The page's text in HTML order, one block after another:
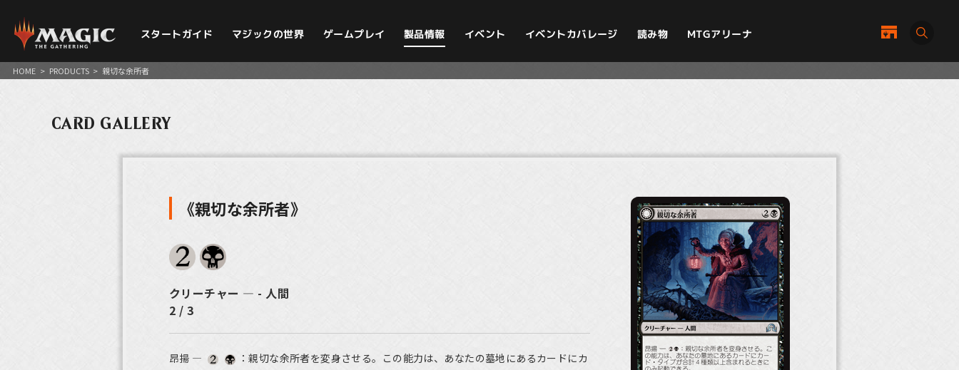
スタートガイド マジックの世界 ゲームプレイ 製品情報 イベント イベントカバレージ 読み物 MTGアリーナ
HOME > PRODUCTS > 親切な余所者
CARD GALLERY
《親切な余所者》
クリーチャー ― - 人間
2 / 3
昂揚 ―
：親切な余所者を変身させる。この能力は、あなたの墓地にあるカードにカ